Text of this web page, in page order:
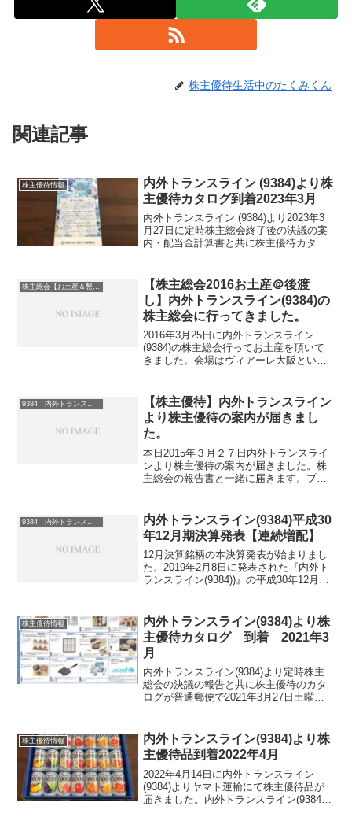
株主優待生活中のたくみくん
関連記事
株主優待情報
内外トランスライン (9384)より株
主優待カタログ到着2023年3月
内外トランスライン (9384)より2023年3
月27日に定時株主総会終了後の決議の案
内・配当金計算書と共に株主優待カタロ
いて簡単にご紹介いたします。内外トラ
ンス...
株主総会【お土産＆懇談会】巡り
【株主総会2016お土産＠後渡
し】内外トランスライン(9384)の
株主総会に行ってきました。
2016年3月25日に内外トランスライン
(9384)の株主総会行ってお土産を頂いて
きました。会場はヴィアーレ大阪という
ませんでした。地図を頼りに会場となる
ヴィアーレ大阪...
9384 内外トランスライン
【株主優待】内外トランスライン
より株主優待の案内が届きまし
た。
本日2015年３月２７日内外トランスライ
ンより株主優待の案内が届きました。株
主総会の報告書と一緒に届きます。プチ
うめん・コーヒー・洋菓子・洗剤調理道
具・双眼鏡食器・寄付...
内外トランスライン(9384)平成30
年12月期決算発表【連続増配】
12月決算銘柄の本決算発表が始まりまし
た。2019年2月8日に発表された『内外ト
ランスライン(9384))』の平成30年12月期
(本決算)概要今期連結会計年度...
株主優待情報
内外トランスライン(9384)より株
主優待カタログ 到着 2021年3
月
内外トランスライン(9384)より定時株主
総会の決議の報告と共に株主優待のカタ
ログが普通郵便で2021年3月27日土曜日
2単元となり、その名残で、100株保有者
が15...
株主優待情報
内外トランスライン(9384)より株
主優待品到着2022年4月
2022年4月14日に内外トランスライン
(9384)よりヤマト運輸にて株主優待品が
届きました。内外トランスライン(9384)